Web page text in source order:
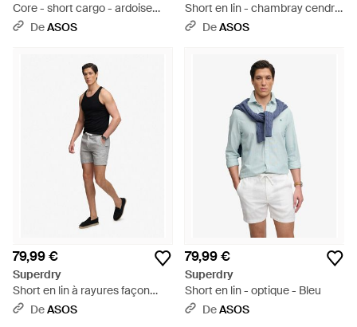
Core - short cargo - ardoise
magma - Blanc
DeASOS
Short en lin - chambray cendré
- Bleu
DeASOS
79,99 €
Superdry
Short en lin à rayures façon
coutil - indigo - Noir
DeASOS
79,99 €
Superdry
Short en lin - optique - Bleu
DeASOS